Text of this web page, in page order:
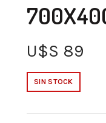
U$S 89
SIN STOCK